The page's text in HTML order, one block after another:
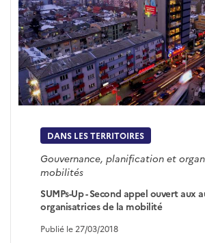
DANS LES TERRITOIRES
Gouvernance, planification et
mobilités
SUMPs-Up - Second appel ouvert aux
organisatrices de la mobilité
Publié le 27/03/2018